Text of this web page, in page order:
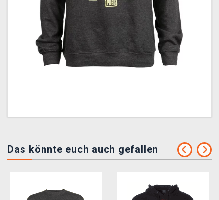
Das könnte euch auch gefallen